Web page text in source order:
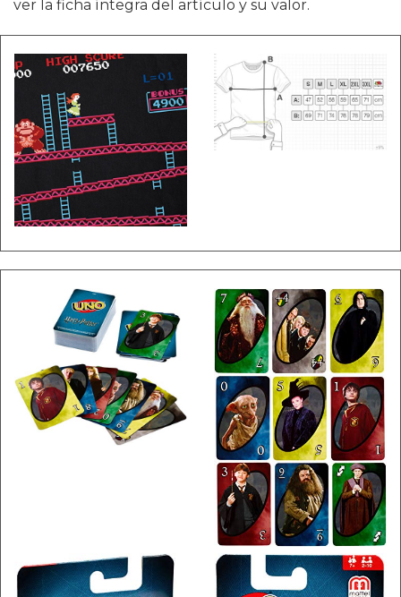
ver la ficha íntegra del artículo y su valor.